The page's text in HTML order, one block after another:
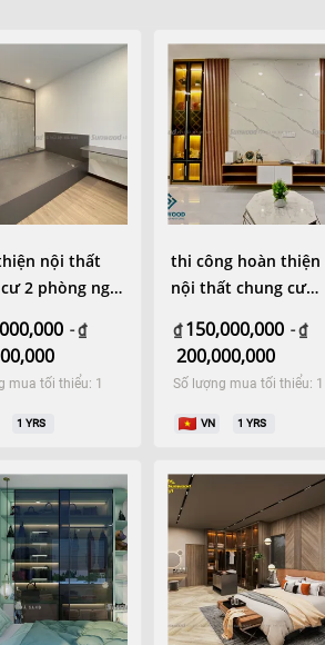
nội thất
2 phòng ngủ
-₫
mua tối thiểu: 1
1YRS
thi công hoàn thiện
nội thất chung cư
₫ 150,000,000 -₫
200,000,000
Số lượng mua tối thiểu: 1
VN 1YRS